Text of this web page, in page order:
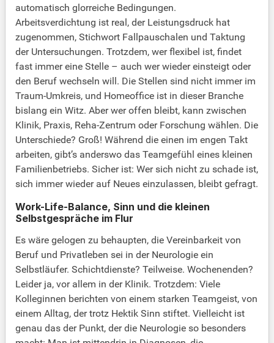
automatisch glorreiche Bedingungen.
Arbeitsverdichtung ist real, der Leistungsdruck hat
zugenommen, Stichwort Fallpauschalen und Taktung
der Untersuchungen. Trotzdem, wer flexibel ist, findet
fast immer eine Stelle – auch wer wieder einsteigt oder
den Beruf wechseln will. Die Stellen sind nicht immer im
Traum-Umkreis, und Homeoffice ist in dieser Branche
bislang ein Witz. Aber wer offen bleibt, kann zwischen
Klinik, Praxis, Reha-Zentrum oder Forschung wählen. Die
Unterschiede? Groß! Während die einen im engen Takt
arbeiten, gibt’s anderswo das Teamgefühl eines kleinen
Familienbetriebs. Sicher ist: Wer sich nicht zu schade ist,
sich immer wieder auf Neues einzulassen, bleibt gefragt.
Work-Life-Balance, Sinn und die kleinen
Selbstgespräche im Flur
Es wäre gelogen zu behaupten, die Vereinbarkeit von
Beruf und Privatleben sei in der Neurologie ein
Selbstläufer. Schichtdienste? Teilweise. Wochenenden?
Leider ja, vor allem in der Klinik. Trotzdem: Viele
Kolleginnen berichten von einem starken Teamgeist, von
einem Alltag, der trotz Hektik Sinn stiftet. Vielleicht ist
genau das der Punkt, der die Neurologie so besonders